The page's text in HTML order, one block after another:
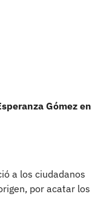
Gómez en
a los ciudadanos
por acatar los